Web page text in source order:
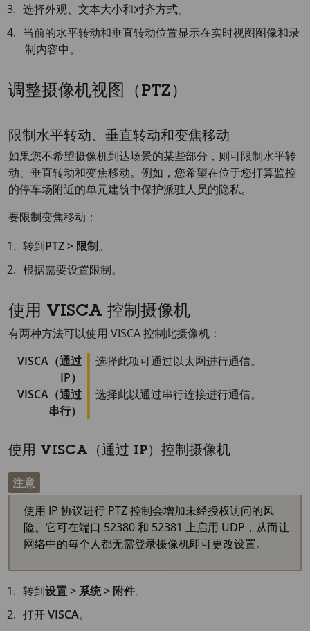
选择外观、文本大小和对齐方式。
当前的水平转动和垂直转动位置显示在实时视图图像和录
制内容中。
调整摄像机视图（PTZ）
限制水平转动、垂直转动和变焦移动
如果您不希望摄像机到达场景的某些部分，则可限制水平转
动、垂直转动和变焦移动。例如，您希望在位于您打算监控
的停车场附近的单元建筑中保护派驻人员的隐私。
要限制变焦移动：
转到PTZ > 限制。
根据需要设置限制。
使用 VISCA 控制摄像机
有两种方法可以使用 VISCA 控制此摄像机：
VISCA（通过
IP）
选择此项可通过以太网进行通信。
VISCA（通过
串行）
选择此以通过串行连接进行通信。
使用 VISCA（通过 IP）控制摄像机
注意
使用 IP 协议进行 PTZ 控制会增加未经授权访问的风
险。它可在端口 52380 和 52381 上启用 UDP，从而让
网络中的每个人都无需登录摄像机即可更改设置。
转到设置 > 系统 > 附件。
打开VISCA。